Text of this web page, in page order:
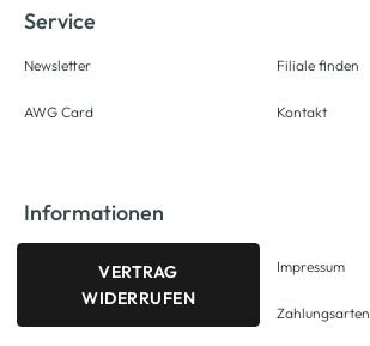
Service
Newsletter
AWG Card
Filiale finden
Kontakt
Informationen
VERTRAG
WIDERRUFEN
Impressum
Zahlungsarten